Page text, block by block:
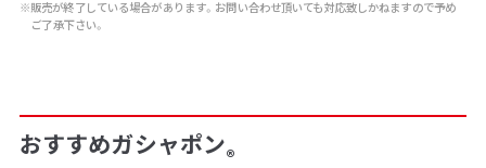
※販売が終了している場合があります。お問い合わせ頂いても対応致しかねますので予め
ご了承下さい。
おすすめガシャポン®